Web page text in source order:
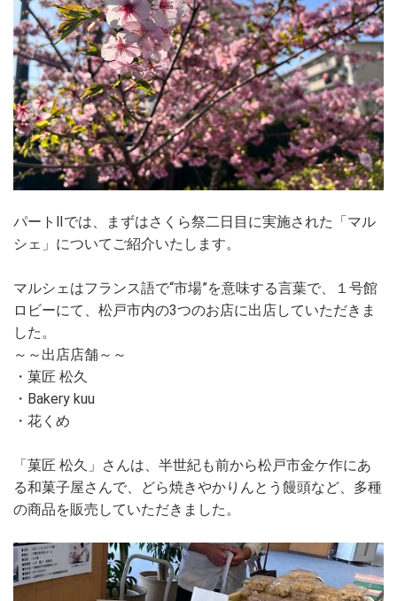
パートⅡでは、まずはさくら祭二日目に実施された「マル
シェ」についてご紹介いたします。
マルシェはフランス語で“市場”を意味する言葉で、１号館
ロビーにて、松戸市内の3つのお店に出店していただきま
した。
～～出店店舗～～
・菓匠 松久
・Bakery kuu
・花くめ
「菓匠 松久」さんは、半世紀も前から松戸市金ケ作にあ
る和菓子屋さんで、どら焼きやかりんとう饅頭など、多種
の商品を販売していただきました。